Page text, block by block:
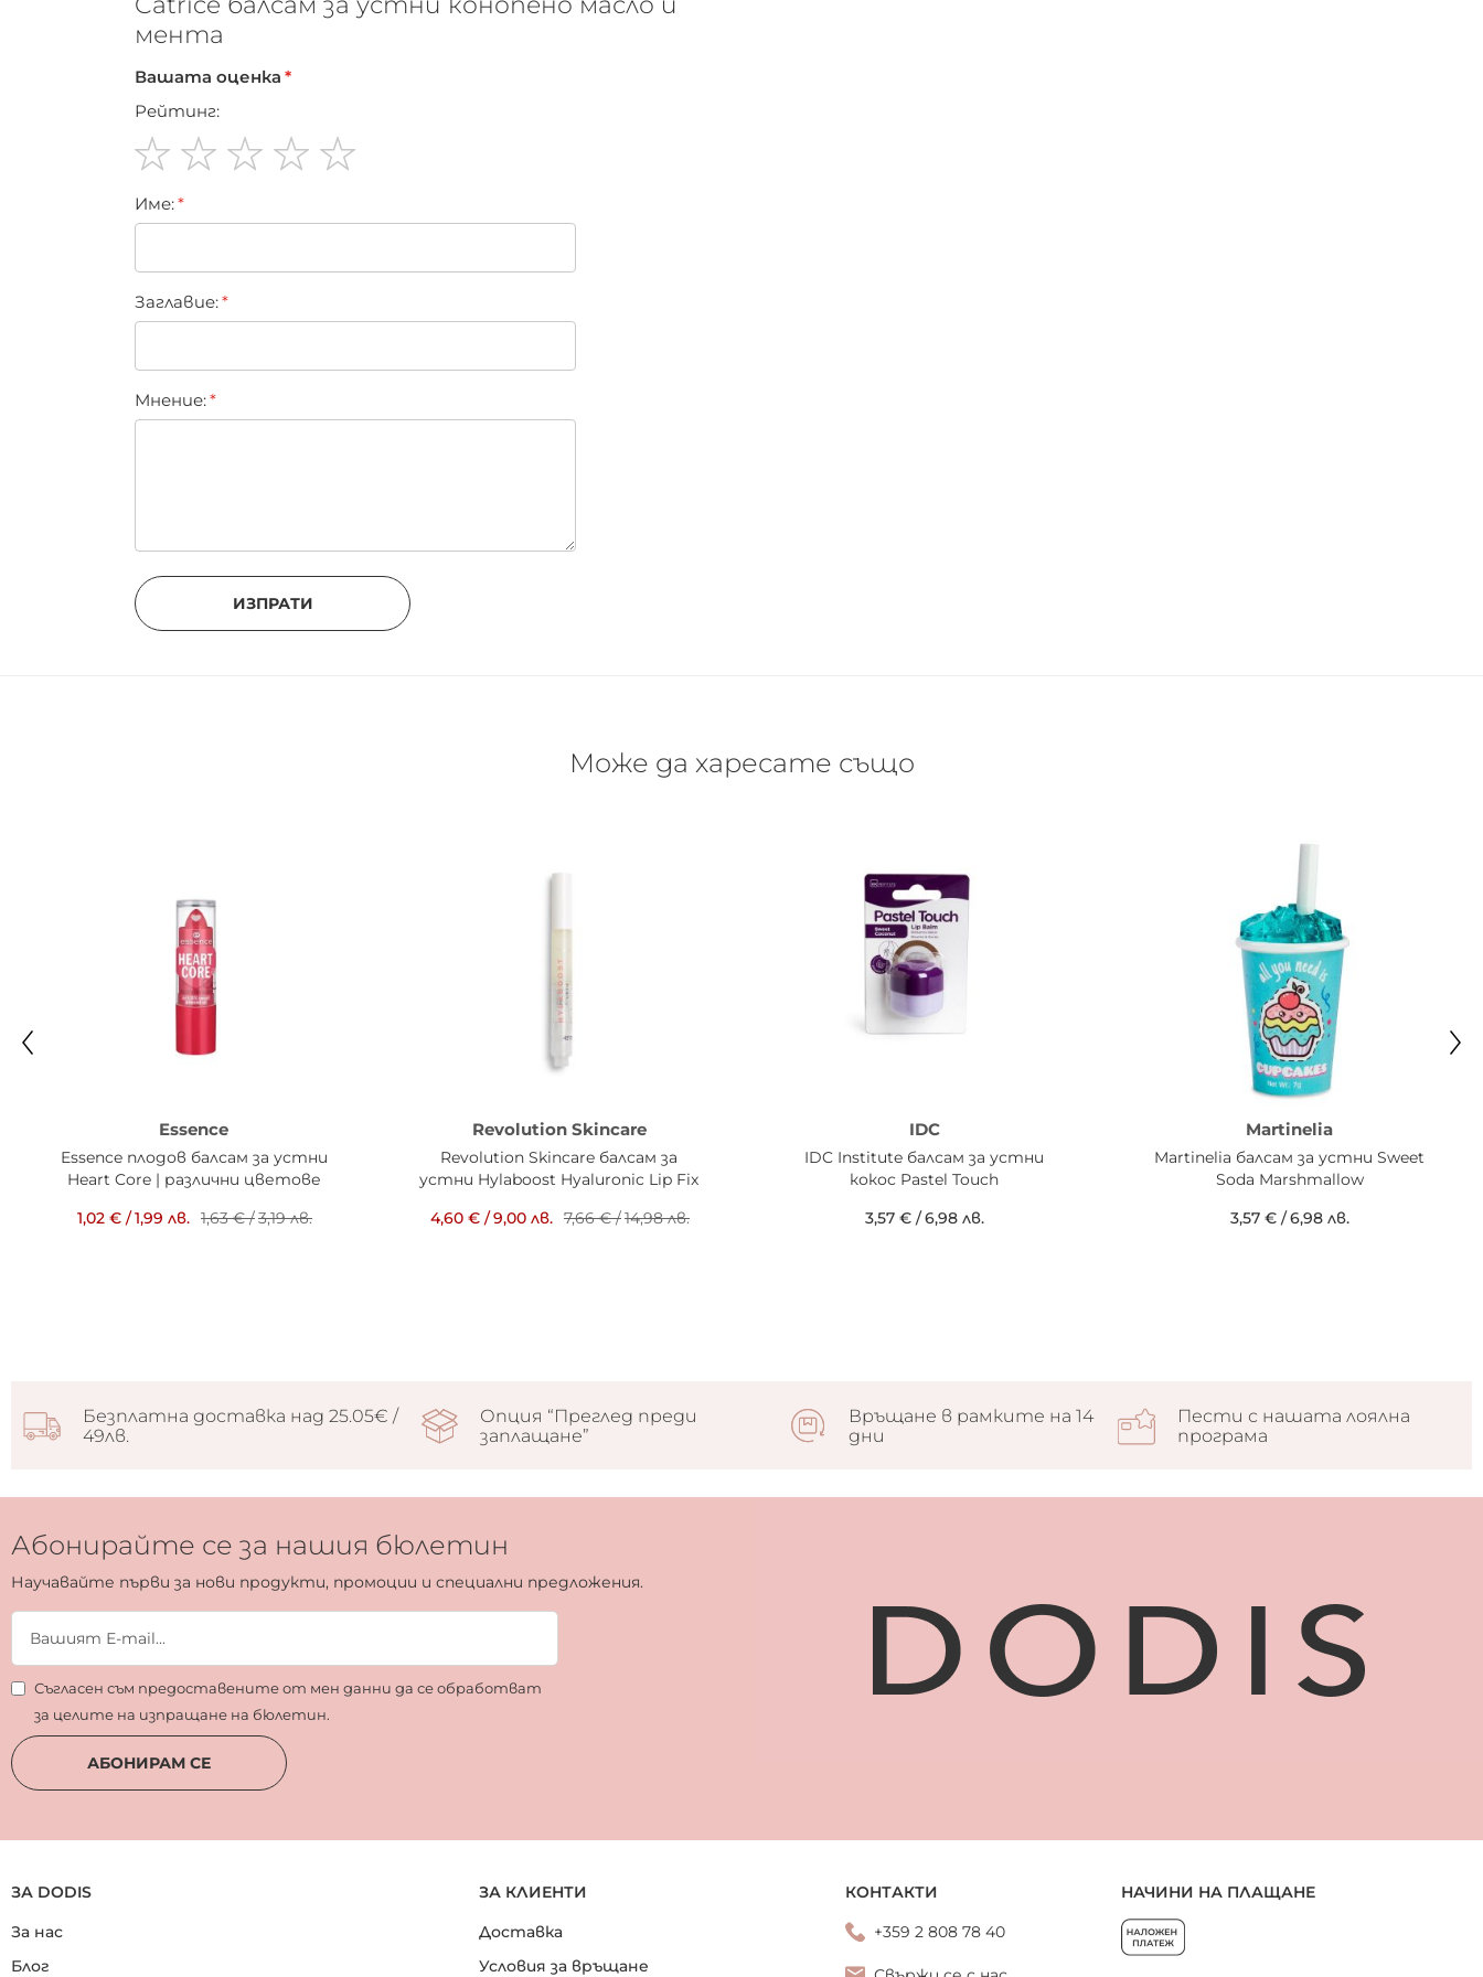
мента
Вашата оценка
Рейтинг:
star
stars
stars
stars
stars
Име:
Заглавиe:
Мнение:
ИЗПРАТИ
Може да харесате също
Essence
Essence плодов балсам за устни
Heart Core | различни цветове
1,02 € /1,99 лв. 1,63 €/3,19 лв.
Revolution Skincare
Revolution Skincare балсам за
устни Hylaboost Hyaluronic Lip Fix
4,60 € /9,00 лв. 7,66 €/14,98 лв.
IDC
IDC Institute балсам за устни
кокос Pastel Touch
3,57 €/6,98 лв.
Martinelia
Martinelia балсам за устни Sweet
Soda Marshmallow
3,57 €/6,98 лв.
Безплатна доставка над 25.05€ /
49лв.
Опция “Преглед преди
заплащане”
Връщане в рамките на 14
дни
Пести с нашата лоялна
програма
Абонирайте се за нашия бюлетин
Научавайте първи за нови продукти, промоции и специални предложения.
Съгласен съм предоставените от мен данни да се обработват
за целите на изпращане на бюлетин.
АБОНИРАМ СЕ
ЗА DODIS
За нас
Блог
ЗА КЛИЕНТИ
Доставка
Условия за връщане
КОНТАКТИ
+359 2 808 78 40
НАЧИНИ НА ПЛАЩАНЕ